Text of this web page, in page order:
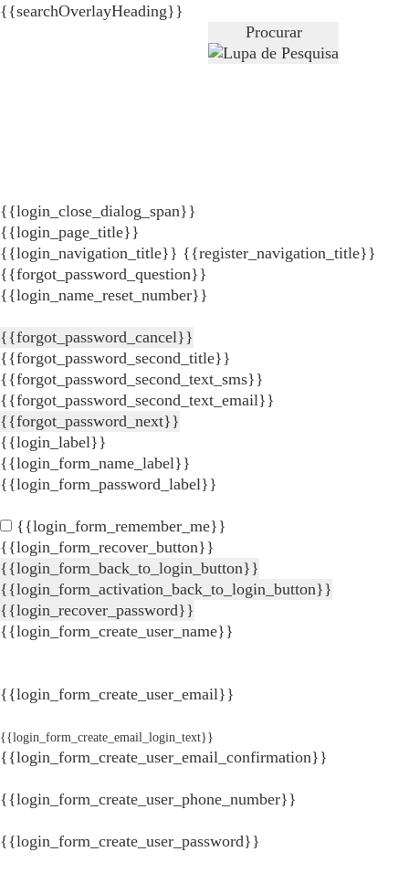
{{searchOverlayHeading}}
Procurar
{{login_close_dialog_span}}
{{login_page_title}}
{{login_navigation_title}} {{register_navigation_title}}
{{forgot_password_question}}
{{login_name_reset_number}}
{{forgot_password_cancel}}
{{forgot_password_second_title}}
{{forgot_password_second_text_sms}}
{{forgot_password_second_text_email}}
{{forgot_password_next}}
{{login_label}}
{{login_form_name_label}}
{{login_form_password_label}}
{{login_form_remember_me}}
{{login_form_recover_button}}
{{login_form_back_to_login_button}}
{{login_form_activation_back_to_login_button}}
{{login_recover_password}}
{{login_form_create_user_name}}
{{login_form_create_user_email}}
{{login_form_create_email_login_text}}
{{login_form_create_user_email_confirmation}}
{{login_form_create_user_phone_number}}
{{login_form_create_user_password}}